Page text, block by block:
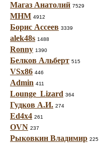
Магаз Анатолий 7529
МНМ 4912
Борис Ассеев 3339
alek48s 1488
Ronny 1390
Белков Альберт 515
VSx86 446
Admin 411
Lounge_Lizard 364
Гудков А.И. 274
Ed4x4 261
OVN 237
Рыковкин Владимир 225